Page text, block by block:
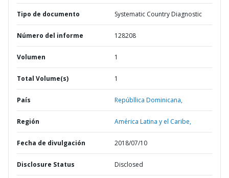
Tipo de documento Systematic Country Diagnostic
Número del informe 128208
Volumen 1
Total Volume(s) 1
País Repúbllica Dominicana,
Región América Latina y el Caribe,
Fecha de divulgación 2018/07/10
Disclosure Status Disclosed